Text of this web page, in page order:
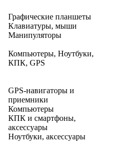
Графические планшеты
Клавиатуры, мыши
Манипуляторы
Компьютеры, Ноутбуки,
КПК, GPS
GPS-навигаторы и
приемники
Компьютеры
КПК и смартфоны,
аксессуары
Ноутбуки, аксессуары